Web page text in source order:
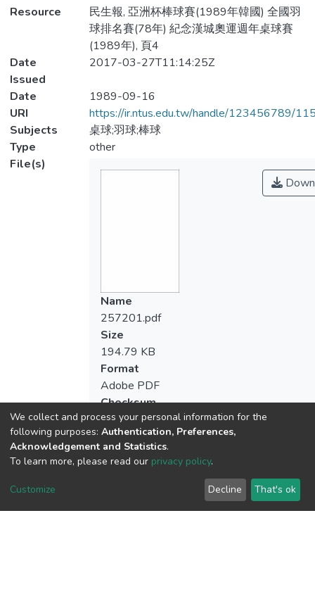
Resource
民生報, 亞洲杯棒球賽(1989年韓國) 全國羽
球排名賽(78年) 紀念漢城奧運週年桌球賽
(1989年), 頁4
Date
Issued
2017-03-27T11:14:25Z
Date
1989-09-16
URI
https://ir.ntus.edu.tw/handle/123456789/
Subjects
桌球;羽球;棒球
Type
other
File(s)
Name
257201.pdf
Size
194.79 KB
Format
Adobe PDF
Checksum
We collect and process your personal information for the
following purposes: Authentication, Preferences,
Acknowledgement and Statistics.
To learn more, please read our privacy policy.
Customize Decline That's ok